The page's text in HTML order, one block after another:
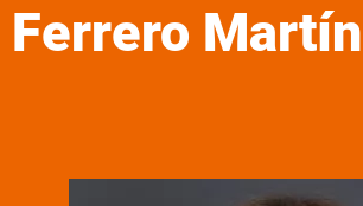
Ferrero